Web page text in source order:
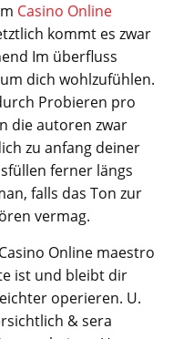
Casino Online
kommt es zwar
Im überfluss
dich wohlzufühlen.
Probieren pro
die autoren zwar
zu anfang deiner
ferner längs
falls das Ton zur
vermag.
ist und bleibt dir
operieren. U.
& sera